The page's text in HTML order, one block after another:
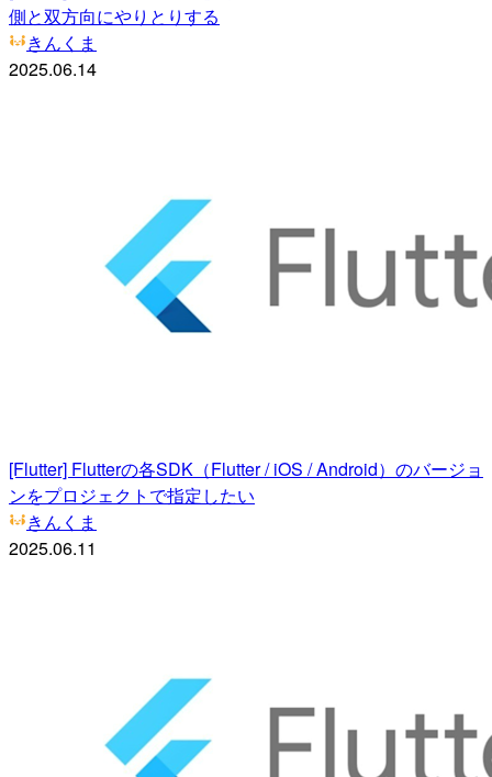
側と双方向にやりとりする
きんくま
2025.06.14
[Flutter] Flutterの各SDK（Flutter / iOS / Android）のバージョ
ンをプロジェクトで指定したい
きんくま
2025.06.11